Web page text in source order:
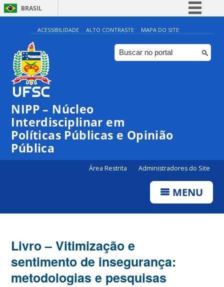
BRASIL
Simplifique!
Comunica BR
Participe
ACESSIBILIDADE ALTO CONTRASTE MAPA DO SITE
NIPP – Núcleo
Interdisciplinar em
Políticas Públicas e Opinião
Pública
Área Restrita Administradores do Site
MENU
Livro – Vitimização e
sentimento de insegurança:
metodologias e pesquisas